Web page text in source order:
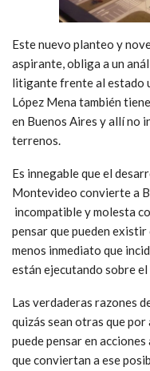
Este nuevo planteo y
aspirante, obliga a un
litigante frente al estado
López Mena también
en Buenos Aires y allí no
terrenos.
Es innegable que el
Montevideo convierte a
incompatible y molesta
pensar que pueden
menos inmediato que
están ejecutando sobre
Las verdaderas razones
quizás sean otras que
puede pensar en
que conviertan a ese